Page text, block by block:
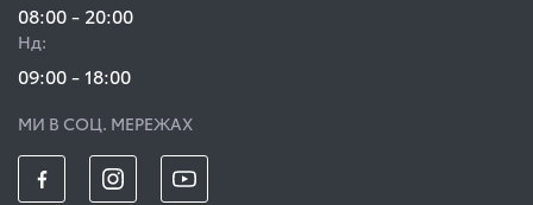
08:00 - 20:00
Нд:
09:00 - 18:00
МИ В СОЦ. МЕРЕЖАХ